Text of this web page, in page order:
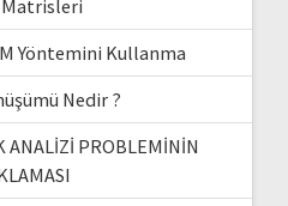
Matrisleri
Yöntemini Kullanma
Nedir ?
ANALİZİ PROBLEMİNİN